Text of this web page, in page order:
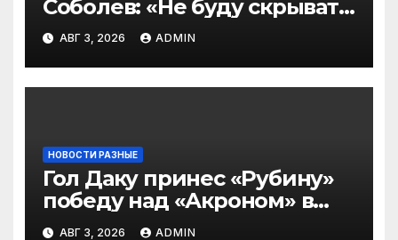
Соболев: «Не буду скрывать
— в Оренбурге всегда
тяжело играть»
АВГ 3, 2026 ADMIN
НОВОСТИ РАЗНЫЕ
Гол Даку принес «Рубину»
победу над «Акроном» в
матче РПЛ
АВГ 3, 2026 ADMIN